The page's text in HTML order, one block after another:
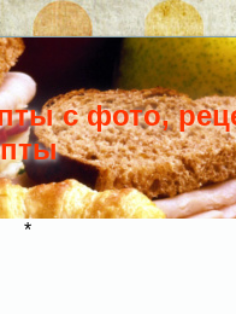
с фото,
*